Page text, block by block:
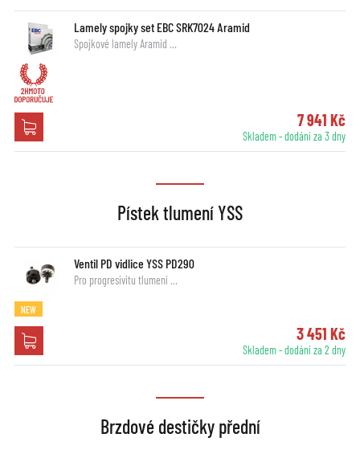
Lamely spojky set EBC SRK7024 Aramid
Spojkové lamely Aramid …
7 941 Kč
Skladem - dodání za 3 dny
Pístek tlumení YSS
Ventil PD vidlice YSS PD290
Pro progresivitu tlumení …
NEW
3 451 Kč
Skladem - dodání za 2 dny
Brzdové destičky přední